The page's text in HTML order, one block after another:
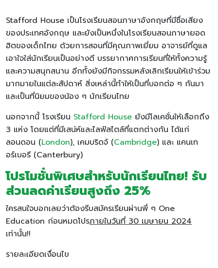
Stafford House เป็นโรงเรียนสอนภาษาอังกฤษที่มีชื่อเสียง
ของประเทศอังกฤษ และยังเป็นหนึ่งในโรงเรียนสอนภาษายอด
ฮิตของเด็กไทย ด้วยการสอนที่มีคุณภาพเยี่ยม อาจารย์ที่ดูแล
เอาใจใส่นักเรียนเป็นอย่างดี บรรยากาศการเรียนที่ให้ทั้งความรู้
และความสนุกสนาน อีกทั้งยังมีกิจกรรมหลังเลิกเรียนให้เข้าร่วม
มากมายในแต่ละสัปดาห์ สิ่งเหล่านี้ทำให้เป็นที่บอกต่อ ๆ กันมา
และเป็นที่นิยมของน้อง ๆ นักเรียนไทย
นอกจากนี้ โรงเรียน Stafford House ยังมีโลเคชั่นให้เลือกถึง
3 แห่ง โดยแต่ที่มีเสน่ห์และไลฟ์สไตล์ที่แตกต่างกัน ได้แก่
ลอนดอน (London), เคมบริดจ์ (Cambridge) และ แคนเท
อร์เบอรี (Canterbury)
โปรโมชั่นพิเศษสำหรับนักเรียนไทย! รับ
ส่วนลดค่าเรียนสูงถึง 25%
ใครสนใจบอกเลยว่าต้องรีบสมัครเรียนผ่านพี่ ๆ One
Education ก่อนหมดโปรภายในวันที่ 30 เมษายน 2024
เท่านั้น!!
รายละเอียดเงื่อนไข